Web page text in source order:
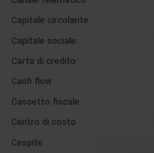
Capitale circolante
Capitale sociale
Carta di credito
Cash flow
Cassetto fiscale
Centro di costo
Cespite